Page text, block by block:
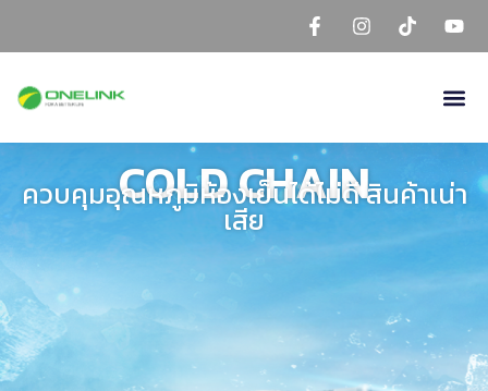
COLD CHAIN
ควบคุมอุณหภูมิห้องเย็นได้ไม่ดี สินค้าเน่า
เสีย